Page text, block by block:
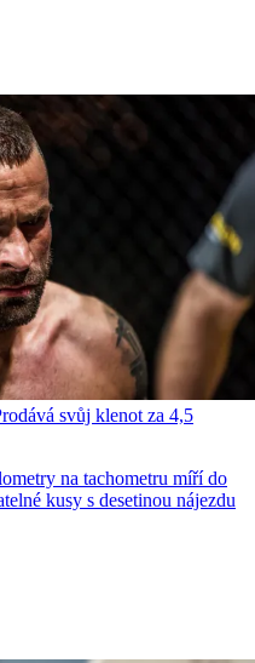
svůj klenot za 4,5
na tachometru míří do
kusy s desetinou nájezdu